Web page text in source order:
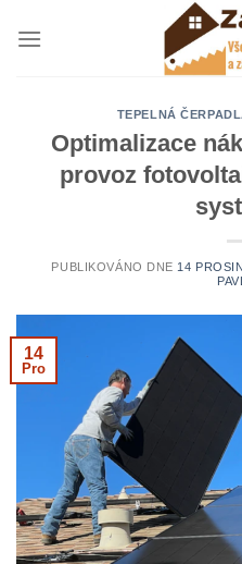
TEPELNÁ
Optimalizace
provoz
PUBLIKOVÁNO DNE 14
14
Pro